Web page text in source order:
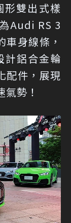
雙出式樣
Audi RS 3
身線條，
計鋁合金輪
配件，展現
氣勢！